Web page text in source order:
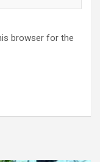
browser for the